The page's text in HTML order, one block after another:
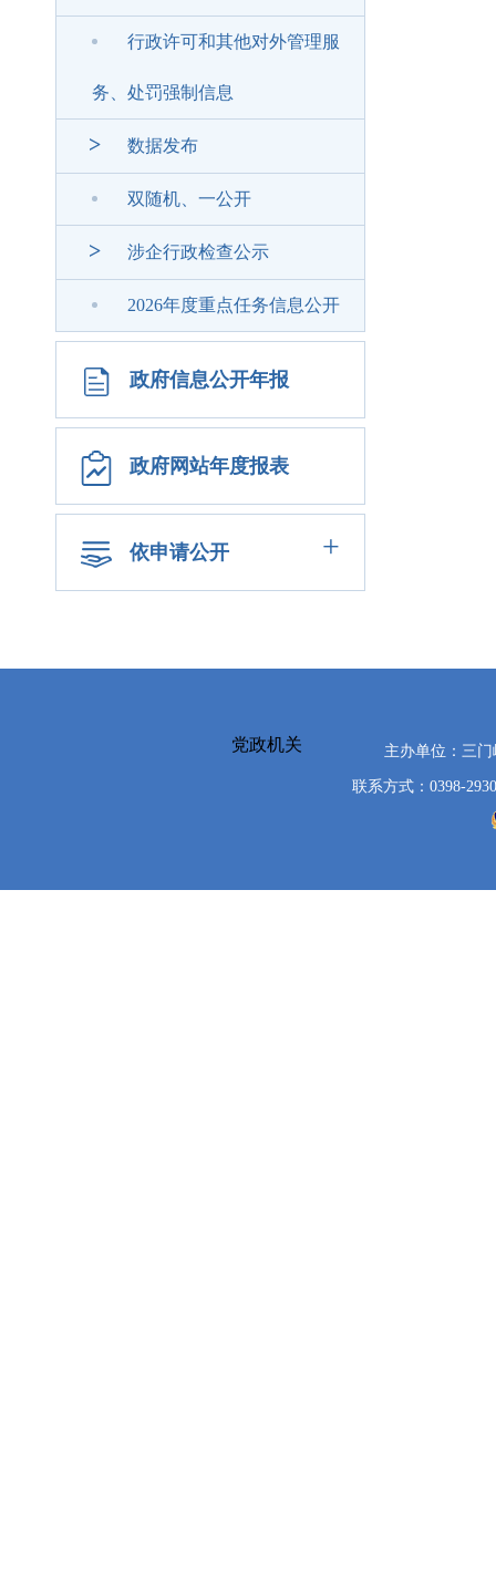
行政许可和其他对外管理服
务、处罚强制信息
> 数据发布
双随机、一公开
> 涉企行政检查公示
2026年度重点任务信息公开
政府信息公开年报
政府网站年度报表
依申请公开 +
党政机关 主办单位：三
联系方式：0398-